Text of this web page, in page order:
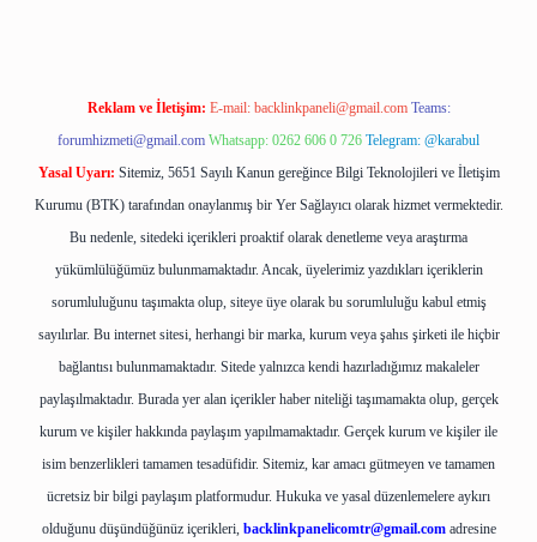
Reklam ve İletişim: E-mail: backlinkpaneli@gmail.com Teams:
forumhizmeti@gmail.com Whatsapp: 0262 606 0 726 Telegram: @karabul
Yasal Uyarı: Sitemiz, 5651 Sayılı Kanun gereğince Bilgi Teknolojileri ve İletişim
Kurumu (BTK) tarafından onaylanmış bir Yer Sağlayıcı olarak hizmet vermektedir.
Bu nedenle, sitedeki içerikleri proaktif olarak denetleme veya araştırma
yükümlülüğümüz bulunmamaktadır. Ancak, üyelerimiz yazdıkları içeriklerin
sorumluluğunu taşımakta olup, siteye üye olarak bu sorumluluğu kabul etmiş
sayılırlar. Bu internet sitesi, herhangi bir marka, kurum veya şahıs şirketi ile hiçbir
bağlantısı bulunmamaktadır. Sitede yalnızca kendi hazırladığımız makaleler
paylaşılmaktadır. Burada yer alan içerikler haber niteliği taşımamakta olup, gerçek
kurum ve kişiler hakkında paylaşım yapılmamaktadır. Gerçek kurum ve kişiler ile
isim benzerlikleri tamamen tesadüfidir. Sitemiz, kar amacı gütmeyen ve tamamen
ücretsiz bir bilgi paylaşım platformudur. Hukuka ve yasal düzenlemelere aykırı
olduğunu düşündüğünüz içerikleri, backlinkpanelicomtr@gmail.comadresine